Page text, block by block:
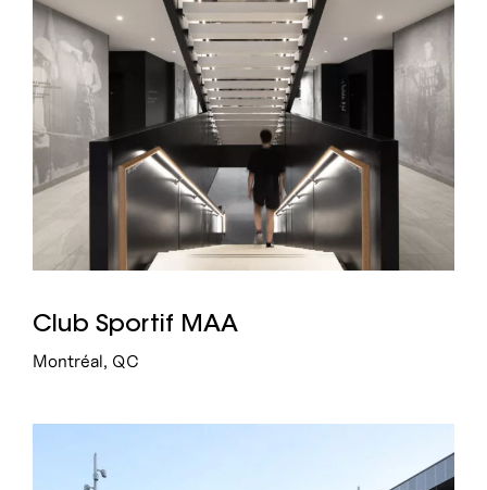
Club Sportif MAA
Montréal, QC